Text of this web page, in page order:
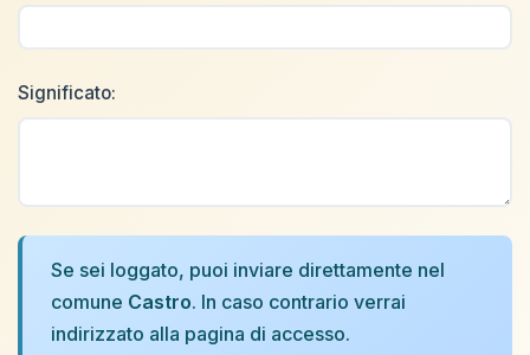
Significato:
Se sei loggato, puoi inviare direttamente nel
comune Castro. In caso contrario verrai
indirizzato alla pagina di accesso.